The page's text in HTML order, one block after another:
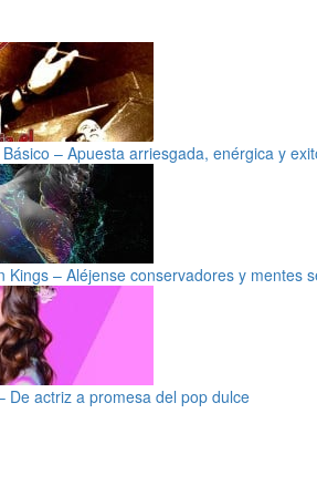
Básico – Apuesta arriesgada, enérgica y
Kings – Aléjense conservadores y mentes
De actriz a promesa del pop dulce